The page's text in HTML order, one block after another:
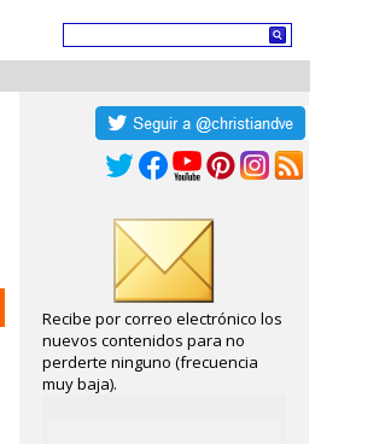
Recibe por correo electrónico los
nuevos contenidos para no
perderte ninguno (frecuencia
muy baja).